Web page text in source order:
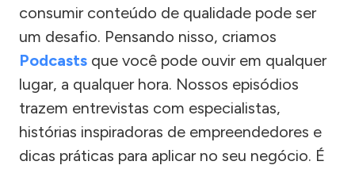
consumir conteúdo de qualidade pode ser
um desafio. Pensando nisso, criamos
Podcasts que você pode ouvir em qualquer
lugar, a qualquer hora. Nossos episódios
trazem entrevistas com especialistas,
histórias inspiradoras de empreendedores e
dicas práticas para aplicar no seu negócio. É